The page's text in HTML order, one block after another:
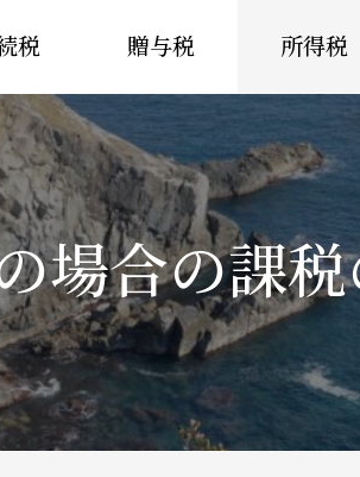
税 贈与税 所得税
場合の課税